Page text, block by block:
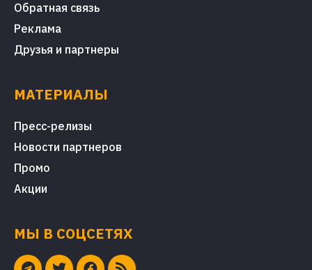
Обратная связь
Реклама
Друзья и партнеры
МАТЕРИАЛЫ
Пресс-релизы
Новости партнеров
Промо
Акции
МЫ В СОЦСЕТЯХ